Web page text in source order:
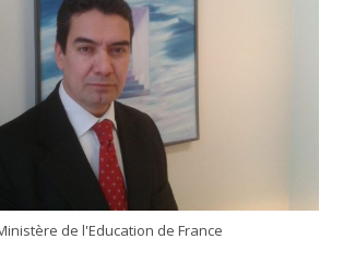
de l'Education de France